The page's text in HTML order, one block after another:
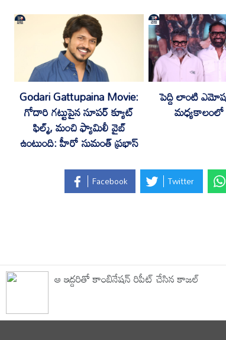
Godari Gattupaina Movie:
గోదారి గట్టుపైన సూపర్ క్యూట్
ఫిల్మ్, మంచి ఫ్యామిలీ వైబ్
ఉంటుంది: హీరో సుమంత్ ప్రభాస్
పెద్ది లాంటి
మధ్యకాలంలో
Facebook Twitter
ఆ ఇద్దరితో కాంబినేషన్ రిపీట్ చేసిన కాజల్